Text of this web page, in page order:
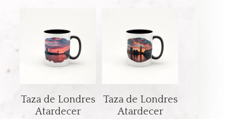
Taza de Londres
Atardecer
Taza de Londres
Atardecer